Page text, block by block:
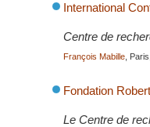
International
Centre de
François Mabille ,
Fondation
Le Centre de